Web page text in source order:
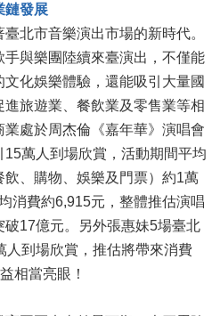
鏈發展
北市音樂演出市場的新時代。
與樂團陸續來臺演出，不僅能
化娛樂體驗，還能吸引大量國
旅遊業、餐飲業及零售業等相
處於周杰倫《嘉年華》演唱會
萬人到場欣賞，活動期間平均
、購物、娛樂及門票）約1萬
消費約6,915元，整體推估演唱
17億元。另外張惠妹5場臺北
人到場欣賞，推估將帶來消費
相當亮眼！